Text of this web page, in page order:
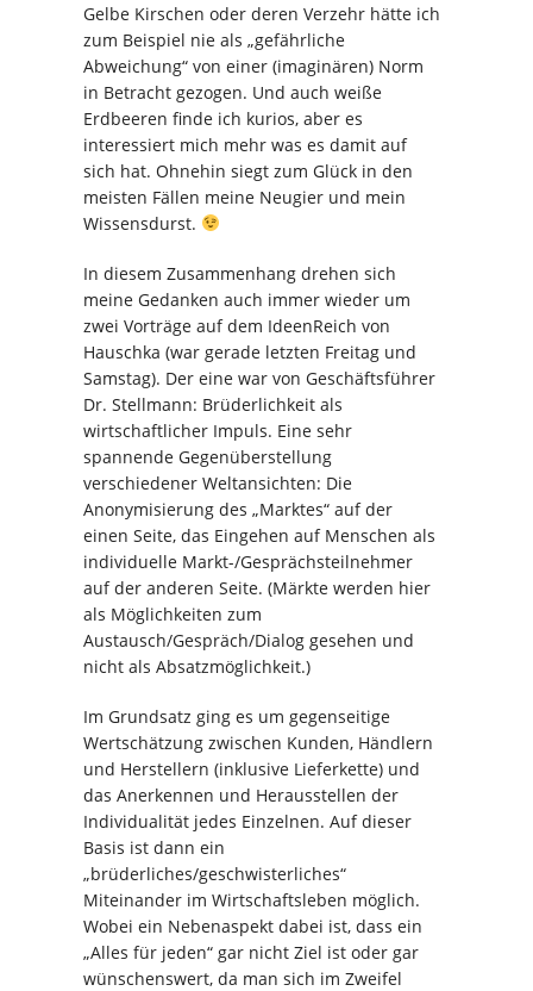
Gelbe Kirschen oder deren Verzehr hätte ich
zum Beispiel nie als „gefährliche
Abweichung“ von einer (imaginären) Norm
in Betracht gezogen. Und auch weiße
Erdbeeren finde ich kurios, aber es
interessiert mich mehr was es damit auf
sich hat. Ohnehin siegt zum Glück in den
meisten Fällen meine Neugier und mein
Wissensdurst.
In diesem Zusammenhang drehen sich
meine Gedanken auch immer wieder um
zwei Vorträge auf dem IdeenReich von
Hauschka (war gerade letzten Freitag und
Samstag). Der eine war von Geschäftsführer
Dr. Stellmann: Brüderlichkeit als
wirtschaftlicher Impuls. Eine sehr
spannende Gegenüberstellung
verschiedener Weltansichten: Die
Anonymisierung des „Marktes“ auf der
einen Seite, das Eingehen auf Menschen als
individuelle Markt-/Gesprächsteilnehmer
auf der anderen Seite. (Märkte werden hier
als Möglichkeiten zum
Austausch/Gespräch/Dialog gesehen und
nicht als Absatzmöglichkeit.)
Im Grundsatz ging es um gegenseitige
Wertschätzung zwischen Kunden, Händlern
und Herstellern (inklusive Lieferkette) und
das Anerkennen und Herausstellen der
Individualität jedes Einzelnen. Auf dieser
Basis ist dann ein
„brüderliches/geschwisterliches“
Miteinander im Wirtschaftsleben möglich.
Wobei ein Nebenaspekt dabei ist, dass ein
„Alles für jeden“ gar nicht Ziel ist oder gar
wünschenswert, da man sich im Zweifel